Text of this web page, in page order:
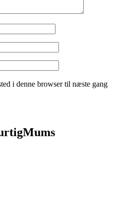
i denne browser til næste gang